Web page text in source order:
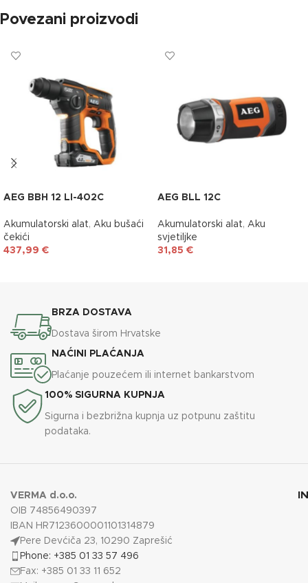
Povezani proizvodi
AEG BBH 12 LI-402C
Akumulatorski alat, Aku bušaći
čekići
437,99 €
AEG BLL 12C
Akumulatorski alat, Aku
svjetiljke
31,85 €
BRZA DOSTAVA
Dostava širom Hrvatske
NAĆINI PLAĆANJA
Plaćanje pouzećem ili internet bankarstvom
100% SIGURNA KUPNJA
Sigurna i bezbrižna kupnja uz potpunu zaštitu
podataka.
VERMA d.o.o.
OIB 74856490397
IBAN HR7123600001101314879
Pere Devćiča 23, 10290 Zaprešić
Phone: +385 01 33 57 496
Fax: +385 01 33 11 652